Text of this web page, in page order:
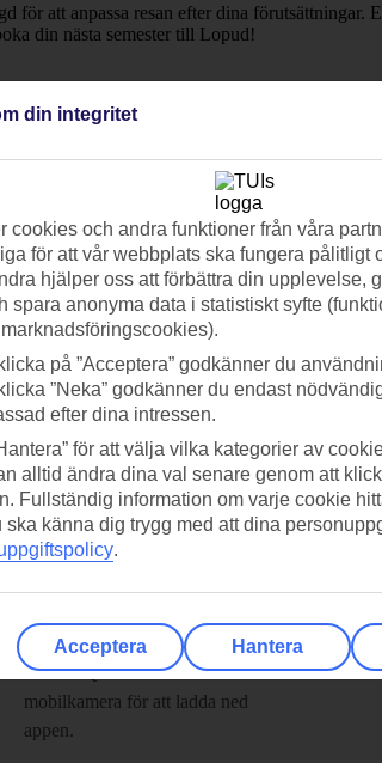
att anpassa resan efter dina
din nästa semester till Lopud!
ner TUI-appen idag!
Scanna QR-koden med din
mobilkamera för att ladda ned
appen.
din integritet
cookies och andra funktioner från våra
för att vår webbplats ska fungera pålitligt
hjälper oss att förbättra din upplevelse,
spara anonyma data i statistiskt syfte
på ”Acceptera” godkänner du
”Neka” godkänner du endast
efter dina intressen.
för att välja vilka kategorier av
alltid ändra dina val senare genom att
Fullständig information om varje cookie
ska känna dig trygg med att dina
.
Acceptera Hantera